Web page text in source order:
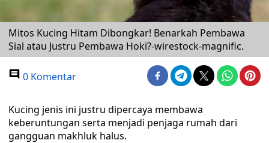
Mitos Kucing Hitam Dibongkar! Benarkah Pembawa
Sial atau Justru Pembawa Hoki?-wirestock-magnific.
0 Komentar
Kucing jenis ini justru dipercaya membawa
keberuntungan serta menjadi penjaga rumah dari
gangguan makhluk halus.